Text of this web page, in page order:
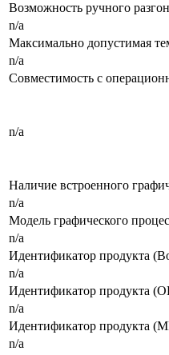
Возможность ручного
n/a
Максимально допустимая
n/a
Совместимость с
n/a
Наличие встроенного
n/a
Модель графического
n/a
Идентификатор продукта
n/a
Идентификатор продукта
n/a
Идентификатор продукта
n/a